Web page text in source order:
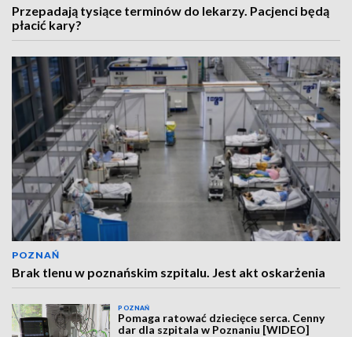
Przepadają tysiące terminów do lekarzy. Pacjenci będą
płacić kary?
POZNAŃ
Brak tlenu w poznańskim szpitalu. Jest akt oskarżenia
POZNAŃ
Pomaga ratować dziecięce serca. Cenny
dar dla szpitala w Poznaniu [WIDEO]